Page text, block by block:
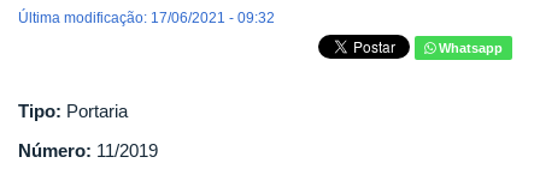
Última modificação: 17/06/2021 - 09:32
Whatsapp
Tipo: Portaria
Número: 11/2019